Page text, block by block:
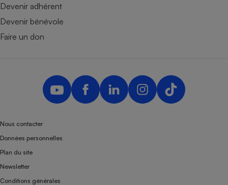
Devenir adhérent
Devenir bénévole
Faire un don
Nous contacter
Données personnelles
Plan du site
Newsletter
Conditions générales